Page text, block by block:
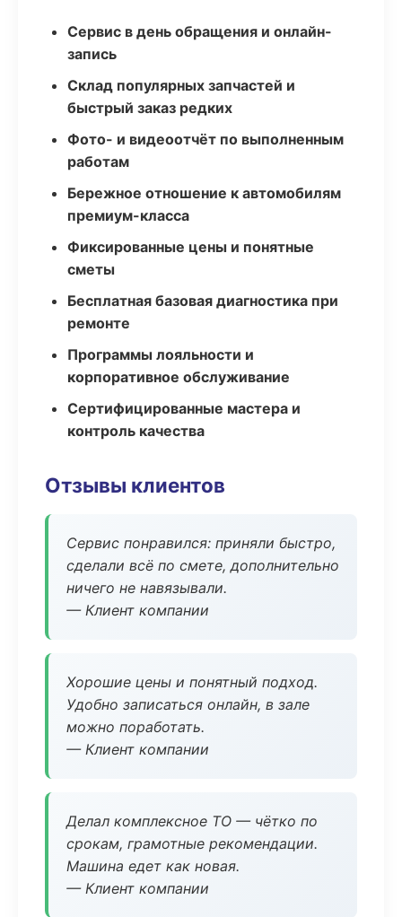
Сервис в день обращения и онлайн-
запись
Склад популярных запчастей и
быстрый заказ редких
Фото- и видеоотчёт по выполненным
работам
Бережное отношение к автомобилям
премиум-класса
Фиксированные цены и понятные
сметы
Бесплатная базовая диагностика при
ремонте
Программы лояльности и
корпоративное обслуживание
Сертифицированные мастера и
контроль качества
Отзывы клиентов
Сервис понравился: приняли быстро,
сделали всё по смете, дополнительно
ничего не навязывали.
— Клиент компании
Хорошие цены и понятный подход.
Удобно записаться онлайн, в зале
можно поработать.
— Клиент компании
Делал комплексное ТО — чётко по
срокам, грамотные рекомендации.
Машина едет как новая.
— Клиент компании